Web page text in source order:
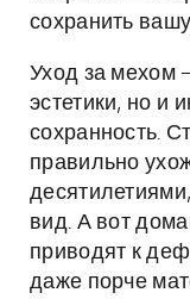
сохранить
Уход за мехом
эстетики, но и
сохранность.
правильно
вид. А вот
приводят к
даже порче